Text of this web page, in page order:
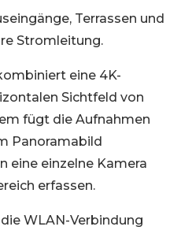
Terrassen und
Stromleitung.
eine 4K-
Sichtfeld von
fügt die Aufnahmen
Panoramabild
eine einzelne Kamera
erfassen.
WLAN-Verbindung